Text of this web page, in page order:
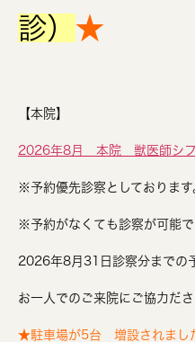
診） ★
【本院】
2026年8月 本院 獣医師シ
※予約優先診察としております
※予約がなくても診察が可能で
2026年8月31日診察分までの
お一人でのご来院にご協力ださ
★駐車場が5台 増設されまし